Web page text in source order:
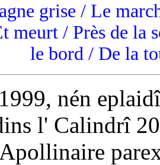
grise / Le
meurt / Près de la
le bord / De la
nén
l' Calindrî